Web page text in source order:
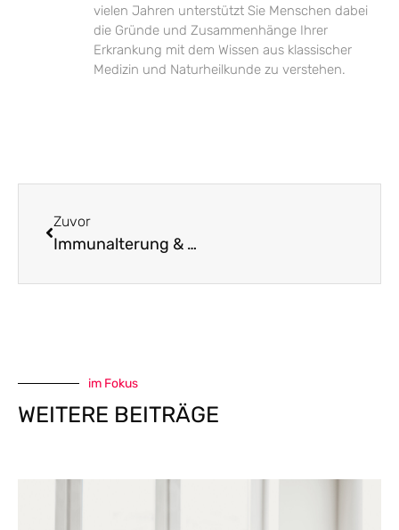
vielen Jahren unterstützt Sie Menschen dabei
die Gründe und Zusammenhänge Ihrer
Erkrankung mit dem Wissen aus klassischer
Medizin und Naturheilkunde zu verstehen.
Zuvor
Immunalterung & Granatapfel
im Fokus
WEITERE BEITRÄGE